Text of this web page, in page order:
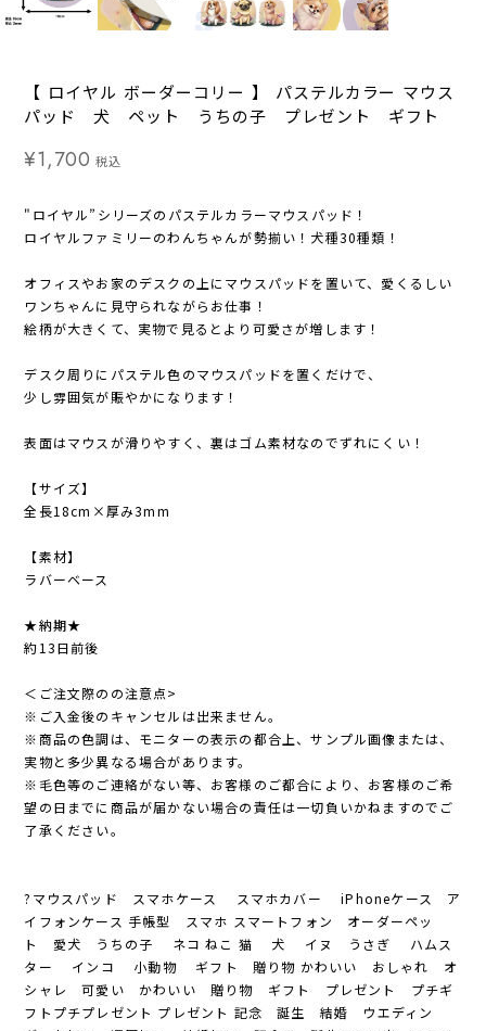
【 ロイヤル ボーダーコリー 】 パステルカラー マウス
パッド 犬 ペット うちの子 プレゼント ギフト
¥1,700 税込
"ロイヤル”シリーズのパステルカラーマウスパッド！
ロイヤルファミリーのわんちゃんが勢揃い！犬種30種類！
オフィスやお家のデスクの上にマウスパッドを置いて、愛くるしい
ワンちゃんに見守られながらお仕事！
絵柄が大きくて、実物で見るとより可愛さが増します！
デスク周りにパステル色のマウスパッドを置くだけで、
少し雰囲気が賑やかになります！
表面はマウスが滑りやすく、裏はゴム素材なのでずれにくい！
【サイズ】
全長18cm×厚み3mm
【素材】
ラバーベース
★納期★
約13日前後
＜ご注文際のの注意点>
※ご入金後のキャンセルは出来ません。
※商品の色調は、モニターの表示の都合上、サンプル画像または、
実物と多少異なる場合があります。
※毛色等のご連絡がない等、お客様のご都合により、お客様のご希
望の日までに商品が届かない場合の責任は一切負いかねますのでご
了承ください。
?マウスパッド スマホケース スマホカバー iPhoneケース ア
イフォンケース 手帳型 スマホ スマートフォン オーダーペッ
ト 愛犬 うちの子 ネコ ねこ 猫 犬 イヌ うさぎ ハムス
ター インコ 小動物 ギフト 贈り物 かわいい おしゃれ オ
シャレ 可愛い かわいい 贈り物 ギフト プレゼント プチギ
フトプチプレゼント プレゼント 記念 誕生 結婚 ウエディン